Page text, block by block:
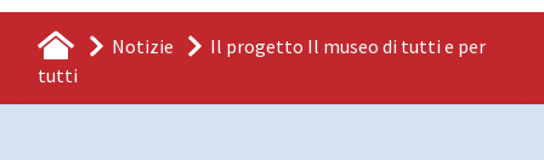
Notizie
Il progetto Il museo di tutti e per
tutti